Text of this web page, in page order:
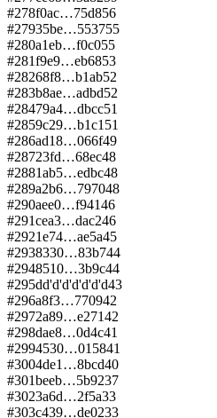
#278f0ac…75d856
#27935be…553755
#280a1eb…f0c055
#281f9e9…eb6853
#28268f8…b1ab52
#283b8ae…adbd52
#28479a4…dbcc51
#2859c29…b1c1 51
#286ad18…066f49
#28723fd…68ec48
#2881ab5…edbc48
#289a2b6…797048
#290aee0…f94146
#291cea3…dac246
#2921e74…ae5a45
#2938330…83b744
#2948510…3b9c44
#295dd'd'd'd'd'd'd43
#296a8f3…770942
#2972a89…e27142
#298dae8…0d4c41
#2994530…015841
#3004de1…8bcd40
#301beeb…5b9237
#3023a6d…2f5a33
#303c439…de0233